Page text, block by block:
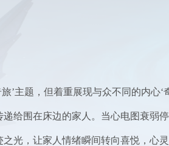
’主题，但着重展现与众不同的内
给围在床边的家人。当心电图衰弱
光，让家人情绪瞬间转向喜悦，